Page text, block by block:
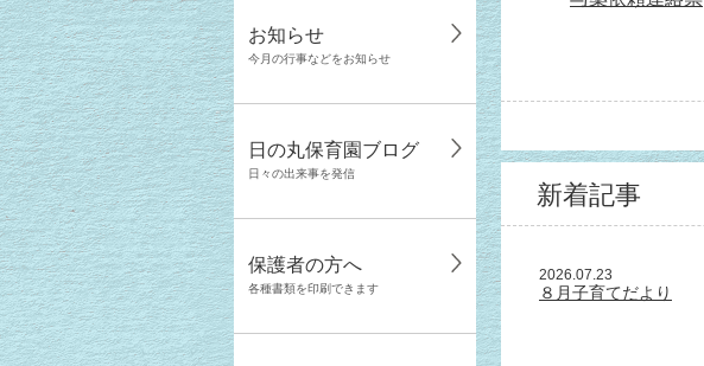
お知らせ
今月の行事などをお知らせ
日の丸保育園ブログ
日々の出来事を発信
保護者の方へ
各種書類を印刷できます
新着記事
2026.07.23
８月子育てだより